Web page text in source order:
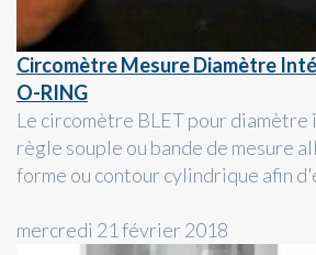
Circomètre Mesure Diamètre
O-RING
Le circomètre BLET pour
règle souple ou bande de mesure
forme ou contour cylindrique afin
mercredi 21 février 2018